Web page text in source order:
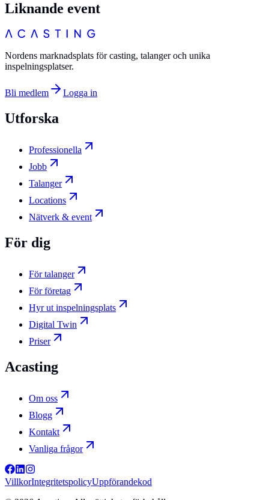
Liknande event
Nordens marknadsplats för casting, talanger och unika
inspelningsplatser.
Bli medlem Logga in
Utforska
Professionella
Jobb
Talanger
Locations
Nätverk & event
För dig
För talanger
För företag
Hyr ut inspelningsplats
Digital Twin
Priser
Acasting
Om oss
Blogg
Kontakt
Vanliga frågor
VillkorIntegritetspolicyUppförandekod